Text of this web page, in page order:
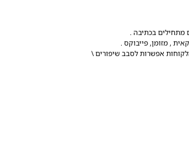
בכתיבה .
, מזומן, פייבוקס .
אפשרות לסבב שיפורים \